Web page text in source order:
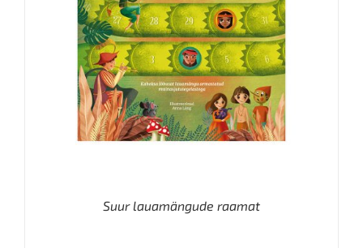
Suur lauamängude raamat